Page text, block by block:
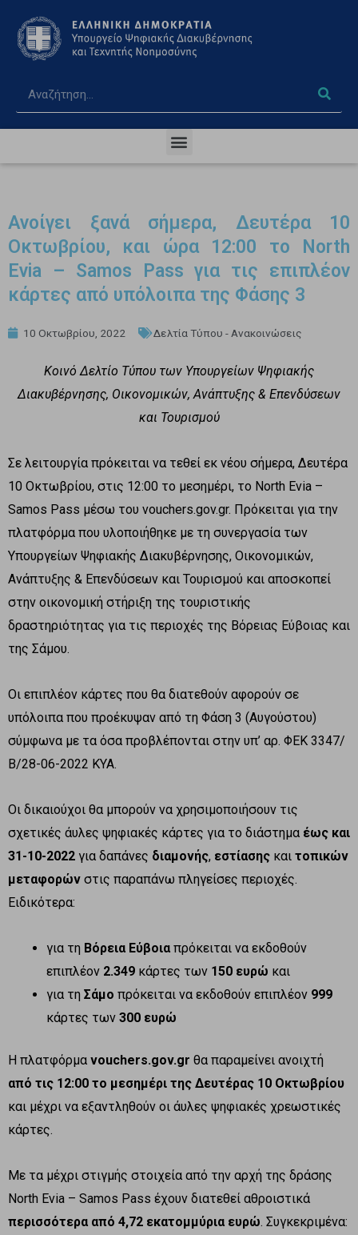
Ανοίγει ξανά σήμερα, Δευτέρα 10
Οκτωβρίου, και ώρα 12:00 το North
Evia – Samos Pass για τις επιπλέον
κάρτες από υπόλοιπα της Φάσης 3
10 Οκτωβρίου, 2022 Δελτία Τύπου - Ανακοινώσεις
Κοινό Δελτίο Τύπου των Υπουργείων Ψηφιακής
Διακυβέρνησης, Οικονομικών, Ανάπτυξης & Επενδύσεων
και Τουρισμού
Σε λειτουργία πρόκειται να τεθεί εκ νέου σήμερα, Δευτέρα
10 Οκτωβρίου, στις 12:00 το μεσημέρι, το North Evia –
Samos Pass μέσω του vouchers.gov.gr. Πρόκειται για την
πλατφόρμα που υλοποιήθηκε με τη συνεργασία των
Υπουργείων Ψηφιακής Διακυβέρνησης, Οικονομικών,
Ανάπτυξης & Επενδύσεων και Τουρισμού και αποσκοπεί
στην οικονομική στήριξη της τουριστικής
δραστηριότητας για τις περιοχές της Βόρειας Εύβοιας και
της Σάμου.
Οι επιπλέον κάρτες που θα διατεθούν αφορούν σε
υπόλοιπα που προέκυψαν από τη Φάση 3 (Αυγούστου)
σύμφωνα με τα όσα προβλέπονται στην υπ’ αρ. ΦΕΚ 3347/
Β/28-06-2022 ΚΥΑ.
Οι δικαιούχοι θα μπορούν να χρησιμοποιήσουν τις
σχετικές άυλες ψηφιακές κάρτες για το διάστημα έως και
31-10-2022 για δαπάνες διαμονής, εστίασης και τοπικών
μεταφορών στις παραπάνω πληγείσες περιοχές.
Ειδικότερα:
για τη Βόρεια Εύβοια πρόκειται να εκδοθούν
επιπλέον 2.349 κάρτες των 150 ευρώ και
για τη Σάμο πρόκειται να εκδοθούν επιπλέον 999
κάρτες των 300 ευρώ
Η πλατφόρμα vouchers.gov.gr θα παραμείνει ανοιχτή
από τις 12:00 το μεσημέρι της Δευτέρας 10 Οκτωβρίου
και μέχρι να εξαντληθούν οι άυλες ψηφιακές χρεωστικές
κάρτες.
Με τα μέχρι στιγμής στοιχεία από την αρχή της δράσης
North Evia – Samos Pass έχουν διατεθεί αθροιστικά
περισσότερα από 4,72 εκατομμύρια ευρώ. Συγκεκριμένα: